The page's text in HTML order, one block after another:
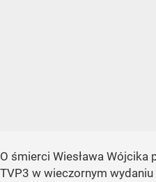
O śmierci Wiesława
TVP3 w wieczornym